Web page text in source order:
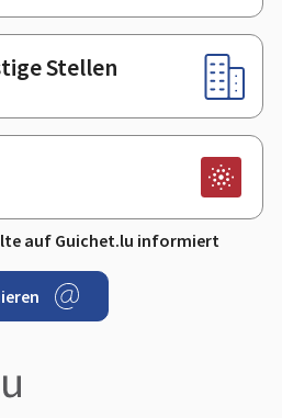
Stellen
auf Guichet.lu informiert